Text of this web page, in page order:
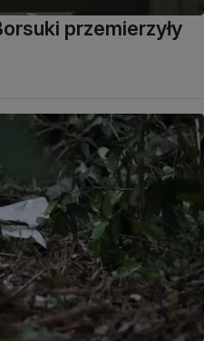
przemierzyły